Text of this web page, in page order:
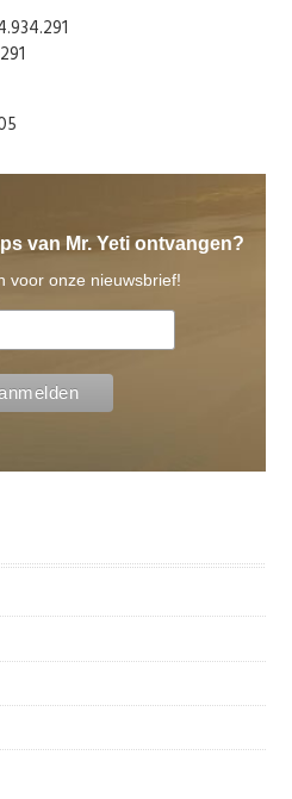
van Mr. Yeti ontvangen?
voor onze nieuwsbrief!